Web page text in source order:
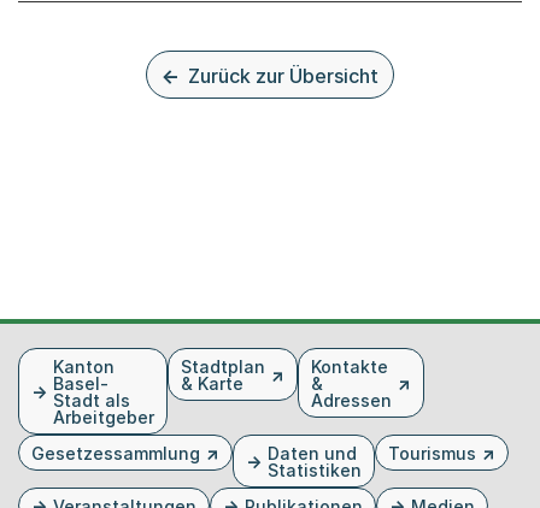
Zurück zur Übersicht
FusszeileKanton
Basel-
Stadt als
Arbeitgeber
Stadtplan
& Karte
Kontakte
&
Adressen
Gesetzessammlung
Daten und
Statistiken
Tourismus